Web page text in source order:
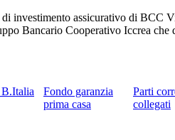
investimento assicurativo di BCC
Bancario Cooperativo Iccrea che
Fondo garanzia
prima casa
Parti
collegati